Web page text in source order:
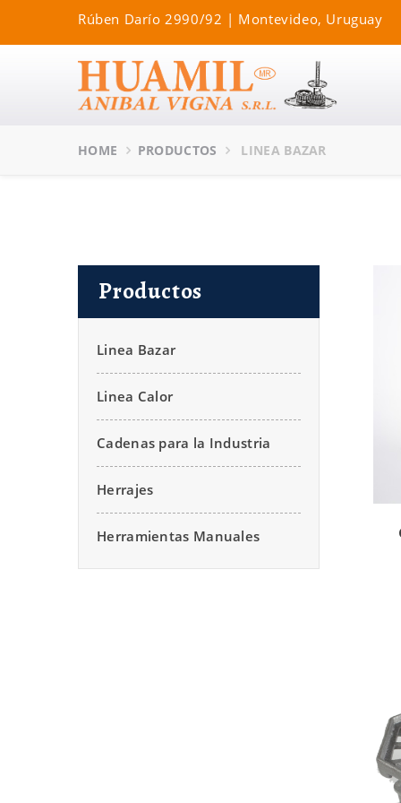
Rúben Darío 2990/92 | Montevideo, Uruguay
HOME PRODUCTOS LINEA BAZAR
Productos
Linea Bazar
Linea Calor
Cadenas para la Industria
Herrajes
Herramientas Manuales